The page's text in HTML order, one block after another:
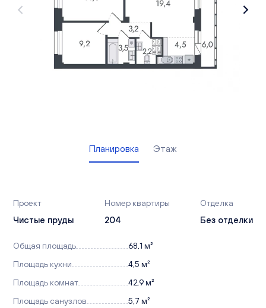
Вакансии
Офисы продаж
Планировка Этаж
Проект
Чистые пруды
Номер квартиры
204
Отделка
Без отделки
Общая площадь
68,1 м²
Площадь кухни
4,5 м²
Площадь комнат
42,9 м²
Площадь санузлов
5,7 м²